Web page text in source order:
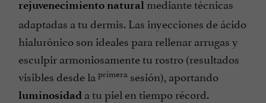
rejuvenecimiento natural mediante técnicas
adaptadas a tu dermis. Las inyecciones de ácido
hialurónico son ideales para rellenar arrugas y
esculpir armoniosamente tu rostro (resultados
visibles desde la primera sesión), aportando
luminosidad a tu piel en tiempo récord.